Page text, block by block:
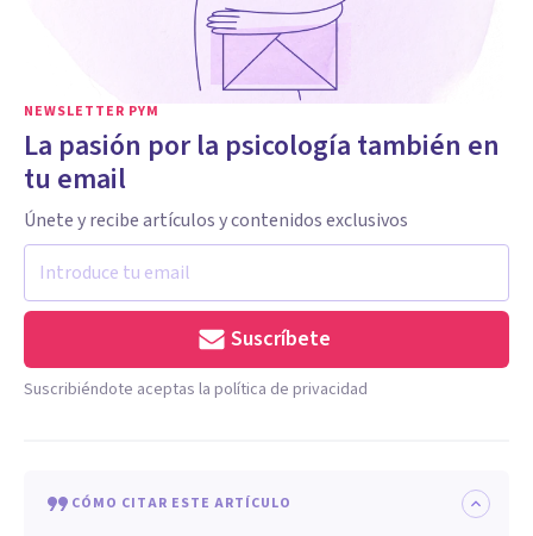
NEWSLETTER PYM
La pasión por la psicología también en
tu email
Únete y recibe artículos y contenidos exclusivos
Suscríbete
Suscribiéndote aceptas la política de privacidad
CÓMO CITAR ESTE ARTÍCULO